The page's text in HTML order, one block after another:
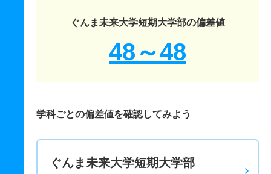
ぐんま未来大学短期大学部の偏差値
48～48
学科ごとの偏差値を確認してみよう
ぐんま未来大学短期大学部